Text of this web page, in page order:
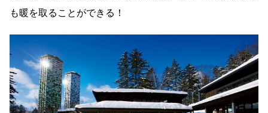
も暖を取ることができる！